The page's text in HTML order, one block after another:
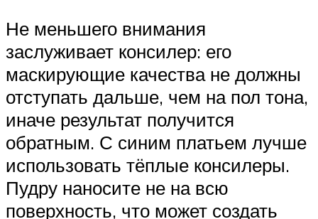
Не меньшего внимания
заслуживает консилер: его
маскирующие качества не должны
отступать дальше, чем на пол тона,
иначе результат получится
обратным. С синим платьем лучше
использовать тёплые консилеры.
Пудру наносите не на всю
поверхность, что может создать